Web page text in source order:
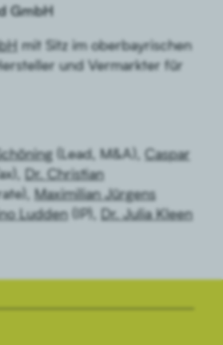
GmbH
mit Sitz im oberbayrischen
und Vermarkter für
(Lead, M&A),Caspar
Dr. Christian
Maximilian Jürgens
Ludden(IP), Dr. Julia Kleen